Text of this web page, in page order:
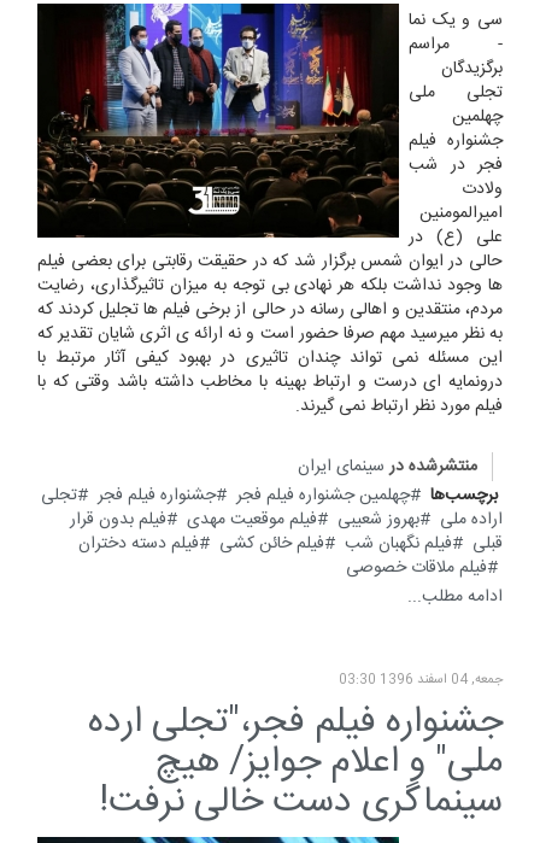
سی و یک نما
- مراسم
برگزیدگان
تجلی ملی
چهلمین
جشنواره فیلم
فجر در شب
ولادت
امیرالمومنین
علی (ع) در
حالی در ایوان شمس برگزار شد که در حقیقت رقابتی برای بعضی فیلم
ها وجود نداشت بلکه هر نهادی بی توجه به میزان تاثیرگذاری، رضایت
مردم، منتقدین و اهالی رسانه در حالی از برخی فیلم ها تجلیل کردند که
به نظر میرسید مهم صرفا حضور است و نه ارائه ی اثری شایان تقدیر که
این مسئله نمی تواند چندان تاثیری در بهبود کیفی آثار مرتبط با
درونمایه ای درست و ارتباط بهینه با مخاطب داشته باشد وقتی که با
فیلم مورد نظر ارتباط نمی گیرند.
منتشرشده در سینمای ایران
برچسب‌ها
چهلمین جشنواره فیلم فجر جشنواره فیلم فجر
تجلی
اراده ملی
بهروز شعیبی فیلم موقعیت مهدی
فیلم بدون قرار
قبلی
فیلم نگهبان شب فیلم خائن کشی
فیلم دسته دختران
فیلم ملاقات خصوصی
ادامه مطلب...
جمعه, 04 اسفند 1396 03:30
جشنواره فیلم فجر،"تجلی ارده
ملی" و اعلام جوایز/ هیچ
سینماگری دست خالی نرفت!